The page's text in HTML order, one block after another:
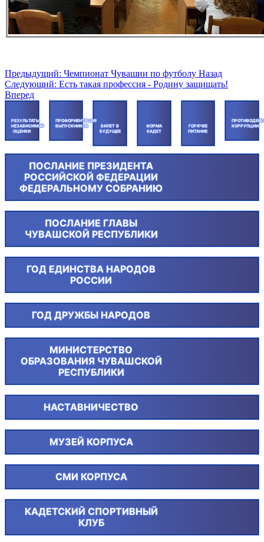
Предыдущий: Чемпионат Чувашии по футболу Назад
Следующий: Есть такая профессия - Родину защищать!
Вперед
РЕЗУЛЬТАТЫ
НЕЗАВИСИМОЙ
ОЦЕНКИ
ПРОФОРИЕНТАЦИЯ
ВЫПУСКНИКОВ
БИЛЕТ В
БУДУЩЕЕ
ФОРМА
КАДЕТ
ГОРЯЧЕЕ
ПИТАНИЕ
КОРРУПЦИИ
ПОСЛАНИЕ ПРЕЗИДЕНТА
РОССИЙСКОЙ ФЕДЕРАЦИИ
ФЕДЕРАЛЬНОМУ СОБРАНИЮ
ПОСЛАНИЕ ГЛАВЫ
ЧУВАШСКОЙ РЕСПУБЛИКИ
ГОД ЕДИНСТВА НАРОДОВ
РОССИИ
ГОД ДРУЖБЫ НАРОДОВ
МИНИСТЕРСТВО
ОБРАЗОВАНИЯ ЧУВАШСКОЙ
РЕСПУБЛИКИ
НАСТАВНИЧЕСТВО
МУЗЕЙ КОРПУСА
СМИ КОРПУСА
КАДЕТСКИЙ СПОРТИВНЫЙ
КЛУБ